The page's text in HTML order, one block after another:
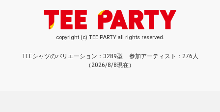
copyright (c) TEE PARTY all rights reserved.
TEEシャツのバリエーション：3289型
参加アーティスト：276人
（2026/8/8現在）